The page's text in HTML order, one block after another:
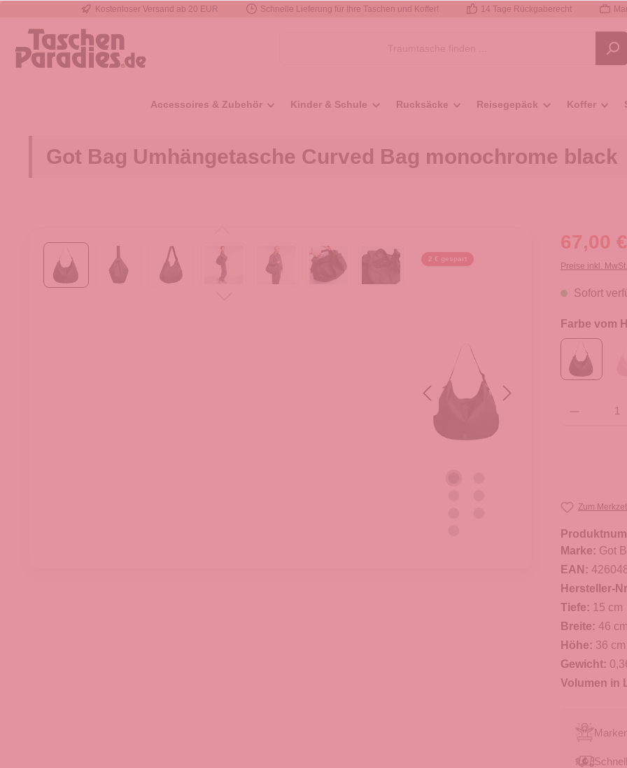
Zur Hauptnavigation springen
Kostenloser Versand ab 20 EUR Schnelle Lieferung für Ihre Taschen und Koffer! 14 Tage Rückgaberecht
Accessoires & Zubehör Kinder & Schule Rucksäcke Reisegepäck Koffer
Got Bag Umhängetasche Curved Bag monochrome black
2 € gespart
67,00
Preise inkl.
Sofort
Farbe vom
Zum
Marke: Got
EAN:
Hersteller-
Tiefe: 15 cm
Breite: 46 cm
Höhe: 36 cm
Gewicht:
Volumen in